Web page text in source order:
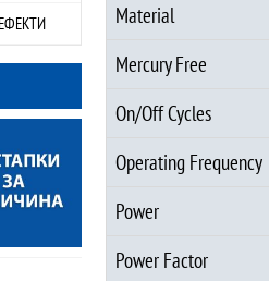
Material
Mercury Free
On/Off Cycles
Operating Frequency
Power
Power Factor